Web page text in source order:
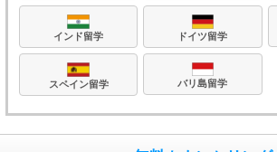
インド留学 ドイツ留学
スペイン留学 バリ島留学